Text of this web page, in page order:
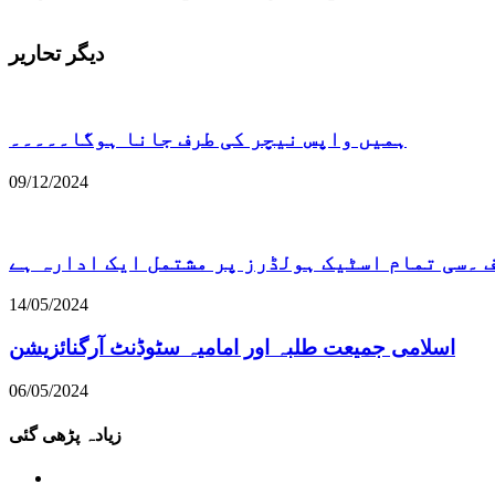
دیگر تحاریر
ہمیں واپس نیچر کی طرف جانا ہوگا۔۔۔۔۔
09/12/2024
۔سی تمام اسٹیک ہولڈرز پر مشتمل ایک ادارہ ہے
14/05/2024
اسلامی جمیعت طلبہ اور امامیہ سٹوڈنٹ آرگنائزیشن
06/05/2024
زیادہ پڑھی گئی